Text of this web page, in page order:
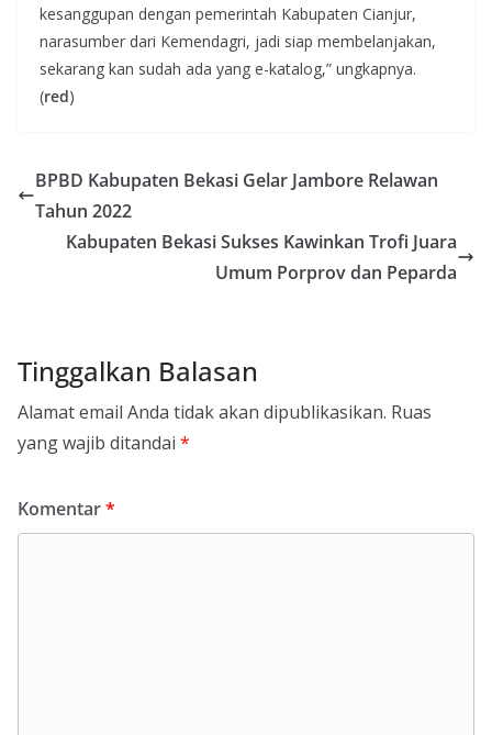
kesanggupan dengan pemerintah Kabupaten Cianjur,
narasumber dari Kemendagri, jadi siap membelanjakan,
sekarang kan sudah ada yang e-katalog,” ungkapnya.
(red)
BPBD Kabupaten Bekasi Gelar Jambore Relawan
Tahun 2022
Kabupaten Bekasi Sukses Kawinkan Trofi Juara
Umum Porprov dan Peparda
Tinggalkan Balasan
Alamat email Anda tidak akan dipublikasikan. Ruas
yang wajib ditandai *
Komentar*